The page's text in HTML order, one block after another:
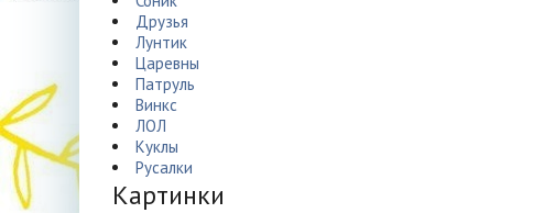
Друзья
Лунтик
Царевны
Патруль
Винкс
ЛОЛ
Куклы
Русалки
Картинки